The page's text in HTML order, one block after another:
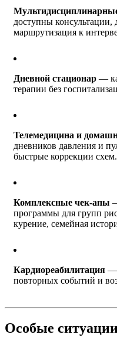
доступны консультации,
маршрутизация к
Дневной стационар —
терапии без
Телемедицина и
дневников давления и
быстрые коррекции схем.
Комплексные чек-апы
программы для групп
курение, семейная
Кардиореабилитация —
повторных событий и
Особые